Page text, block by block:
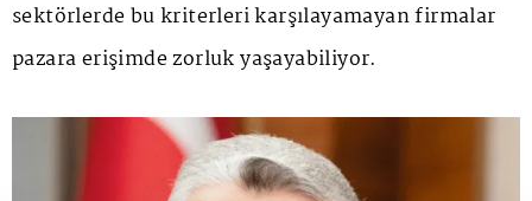
sektörlerde bu kriterleri karşılayamayan firmalar
pazara erişimde zorluk yaşayabiliyor.